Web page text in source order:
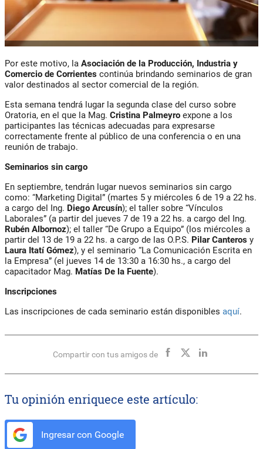
Por este motivo, la Asociación de la Producción, Industria y
Comercio de Corrientes continúa brindando seminarios de gran
valor destinados al sector comercial de la región.
Esta semana tendrá lugar la segunda clase del curso sobre
Oratoria, en el que la Mag. Cristina Palmeyro expone a los
participantes las técnicas adecuadas para expresarse
correctamente frente al público de una conferencia o en una
reunión de trabajo.
Seminarios sin cargo
En septiembre, tendrán lugar nuevos seminarios sin cargo
como: “Marketing Digital” (martes 5 y miércoles 6 de 19 a 22 hs.
a cargo del Ing. Diego Arcusín); el taller sobre “Vínculos
Laborales” (a partir del jueves 7 de 19 a 22 hs. a cargo del Ing.
Rubén Albornoz); el taller “De Grupo a Equipo” (los miércoles a
partir del 13 de 19 a 22 hs. a cargo de las O.P.S. Pilar Canteros y
Laura Itatí Gómez), y el seminario “La Comunicación Escrita en
la Empresa” (el jueves 14 de 13:30 a 16:30 hs., a cargo del
capacitador Mag. Matías De la Fuente).
Inscripciones
Las inscripciones de cada seminario están disponibles aquí.
Compartir con tus amigos de
Tu opinión enriquece este artículo:
Ingresar con Google